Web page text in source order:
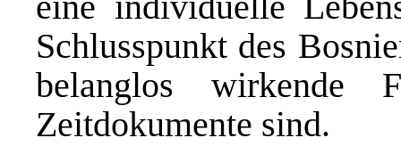
Schlusspunkt des
belanglos wirkende
Zeitdokumente sind.